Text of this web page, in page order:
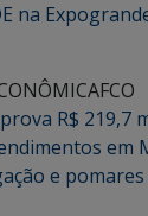
na
FCO
R$ 219,7
em
e pomares